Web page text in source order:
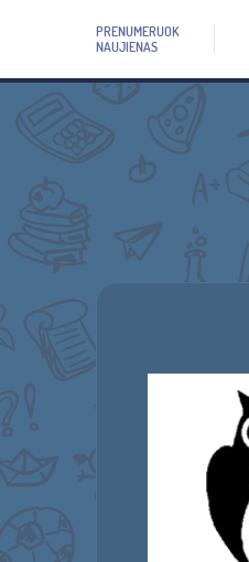
PRENUMERUOK
NAUJIENAS